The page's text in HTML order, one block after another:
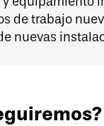
de trabajo
nuevas